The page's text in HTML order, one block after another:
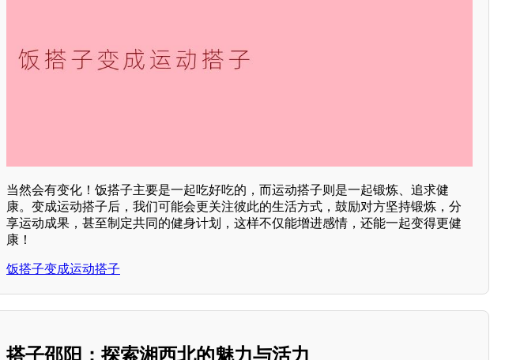
当然会有变化！饭搭子主要是一起吃好吃的，而运动搭子则是一起锻炼、追求健
康。变成运动搭子后，我们可能会更关注彼此的生活方式，鼓励对方坚持锻炼，分
享运动成果，甚至制定共同的健身计划，这样不仅能增进感情，还能一起变得更健
康！
饭搭子变成运动搭子
搭子邵阳：探索湘西北的魅力与活力